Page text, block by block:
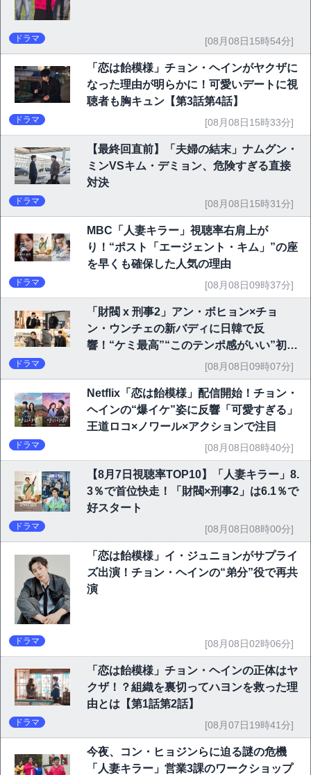
ドラマ [08月08日15時54分]
「恋は飴模様」チョン・ヘインがヤクザに
なった理由が明らかに！可愛いデートに視
聴者も胸キュン【第3話第4話】
ドラマ [08月08日15時33分]
【最終回直前】「夫婦の結末」ナムグン・
ミンVSキム・デミョン、危険すぎる直接
対決
ドラマ [08月08日15時31分]
MBC「人妻キラー」視聴率右肩上が
り！“ポスト「エージェント・キム」”の座
を早くも確保した人気の理由
ドラマ [08月08日09時37分]
「財閥 x 刑事2」アン・ボヒョン×チョ
ン・ウンチェの新バディに日韓で反
響！“ケミ最高”“このテンポ感がいい”初回
ドラマ [08月08日09時07分]
Netflix「恋は飴模様」配信開始！チョン・
ヘインの“爆イケ”姿に反響「可愛すぎる」
王道ロコ×ノワール×アクションで注目
ドラマ [08月08日08時40分]
【8月7日視聴率TOP10】「人妻キラー」8.
3％で首位快走！「財閥×刑事2」は6.1％で
好スタート
ドラマ [08月08日08時00分]
「恋は飴模様」イ・ジュニョンがサプライ
ズ出演！チョン・ヘインの“弟分”役で再共
演
ドラマ [08月08日02時06分]
「恋は飴模様」チョン・ヘインの正体はヤ
クザ！？組織を裏切ってハヨンを救った理
由とは【第1話第2話】
ドラマ [08月07日19時41分]
今夜、コン・ヒョジンらに迫る謎の危機
「人妻キラー」営業3課のワークショップ